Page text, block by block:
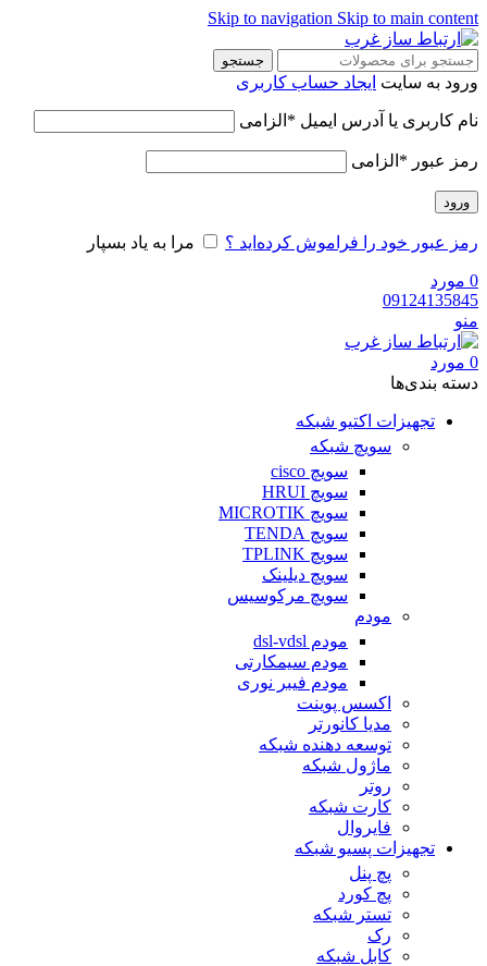
Skip to navigation Skip to main content
جستجو
ورود به سایت ایجاد حساب کاربری
نام کاربری یا آدرس ایمیل * الزامی
رمز عبور * الزامی
ورود
رمز عبور خود را فراموش کرده‌اید ؟ مرا به یاد بسپار
0 مورد
09124135845
منو
0 مورد
دسته‌ بندی‌ها
تجهیزات اکتیو شبکه
سویچ شبکه
سویچ cisco
سویچ HRUI
سویچ MICROTIK
سویچ TENDA
سویچ TPLINK
سویچ دیلینک
سویچ مرکوسیس
مودم
مودم dsl-vdsl
مودم سیمکارتی
مودم فیبر نوری
اکسس پوینت
مدیا کانورتر
توسعه دهنده شبکه
ماژول شبکه
روتر
کارت شبکه
فایروال
تجهیزات پسیو شبکه
پچ پنل
پچ کورد
تستر شبکه
رک
کابل شبکه